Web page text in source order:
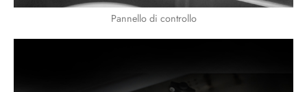
Pannello di controllo